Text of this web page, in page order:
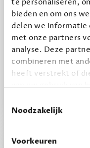
te personaliseren,
bieden en om ons
delen we informatie
met onze partners
analyse. Deze
combineren met
heeft verstrekt of
grondslag gebeurt,
wordt verwerkt.
Noodzakelijk
Voorkeuren
Alles van Dewey
Word een
per jaar
Vooraf een tipje